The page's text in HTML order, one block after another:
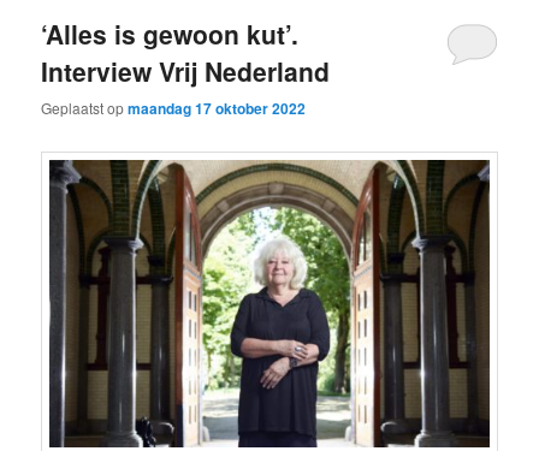
‘Alles is gewoon kut’.
Interview Vrij Nederland
Geplaatst opmaandag 17 oktober 2022